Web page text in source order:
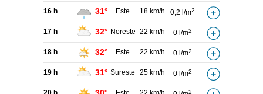
16 h 31° Este 18 km/h 0,2 l/m2
17 h 32° Noreste 22 km/h 0 l/m2
18 h 32° Este 22 km/h 0 l/m2
19 h 31° Sureste 25 km/h 0 l/m2
2